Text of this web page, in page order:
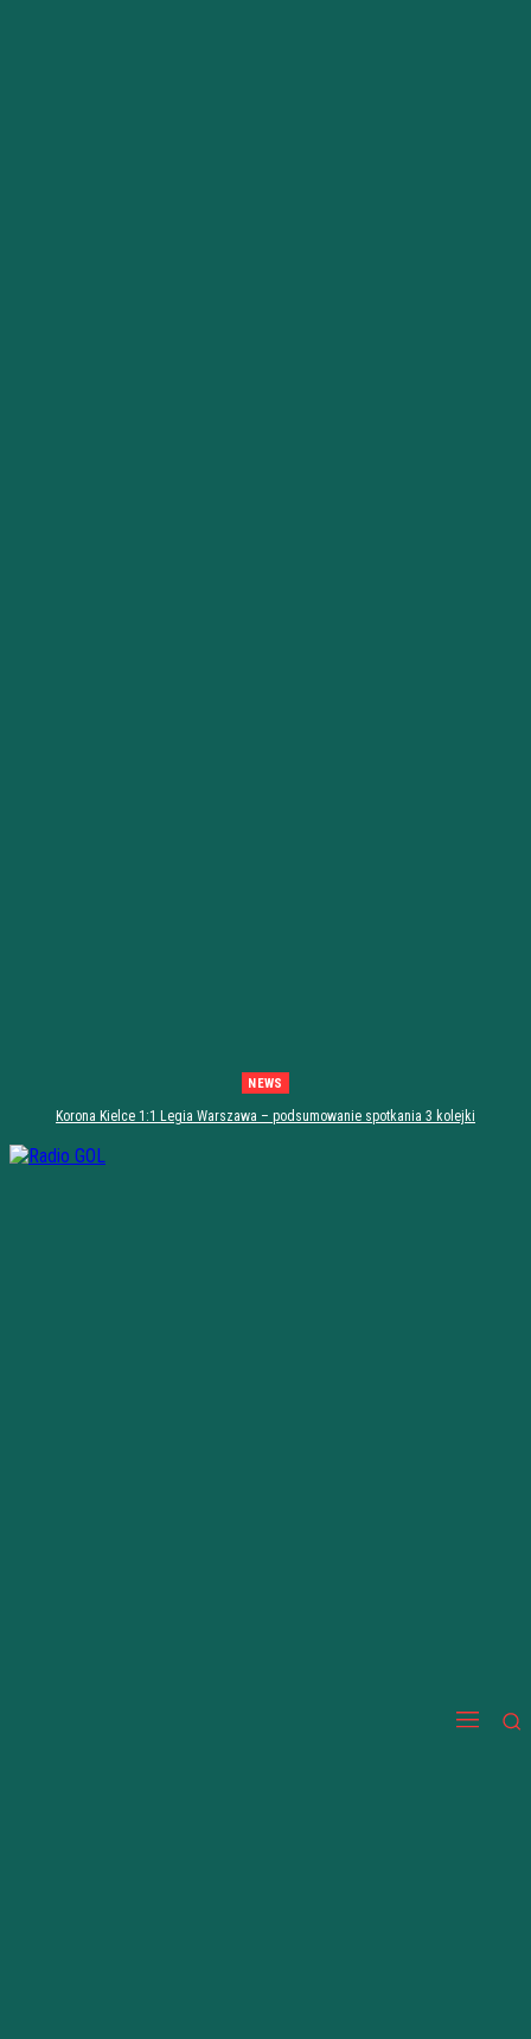
NEWS
Korona Kielce 1:1 Legia Warszawa – podsumowanie spotkania 3 kolejki